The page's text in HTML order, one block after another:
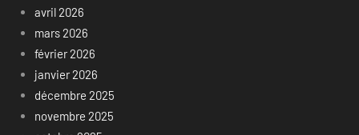
avril 2026
mars 2026
février 2026
janvier 2026
décembre 2025
novembre 2025